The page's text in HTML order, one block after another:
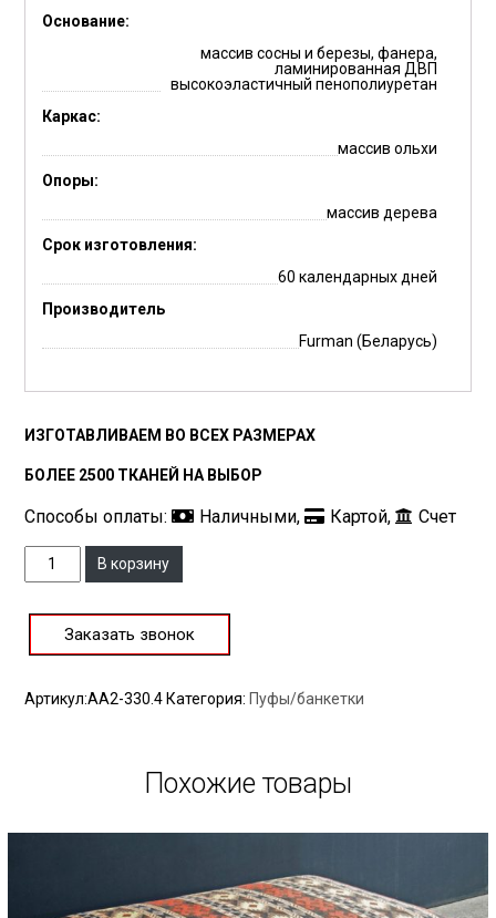
Основание:
массив сосны и березы, фанера,
ламинированная ДВП
высокоэластичный пенополиуретан
Каркас:
массив ольхи
Опоры:
массив дерева
Срок изготовления:
60 календарных дней
Производитель
Furman (Беларусь)
ИЗГОТАВЛИВАЕМ ВО ВСЕХ РАЗМЕРАХ
БОЛЕЕ 2500 ТКАНЕЙ НА ВЫБОР
Способы оплаты: Наличными, Картой, Счет
КоличествоВ корзину
Заказать звонок
Артикул:AA2-330.4 Категория: Пуфы/банкетки
Похожие товары